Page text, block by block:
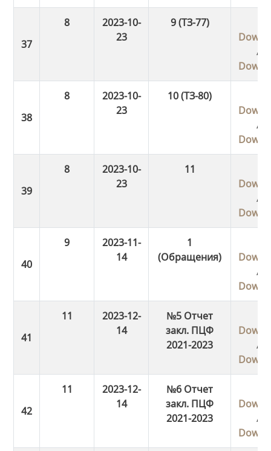
8
2023-10-
23
9 (ТЗ-77)
/
8
2023-10-
23
10 (ТЗ-80)
/
8
2023-10-
23
11
/
9
2023-11-
14
1
(Обращения)
/
11
2023-12-
14
№5 Отчет
закл. ПЦФ
2021-2023
/
11
2023-12-
14
№6 Отчет
закл. ПЦФ
2021-2023
/